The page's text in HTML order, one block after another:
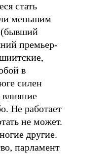
стать
меньшим
(бывший
премьер-
в
силен
влияние
Не работает
не может.
другие.
парламент